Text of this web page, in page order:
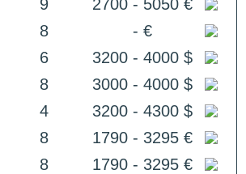
9
2700 - 5050 €
8
- €
6
3200 - 4000 $
8
3000 - 4000 $
4
3200 - 4300 $
8
1790 - 3295 €
8
1790 - 3295 €